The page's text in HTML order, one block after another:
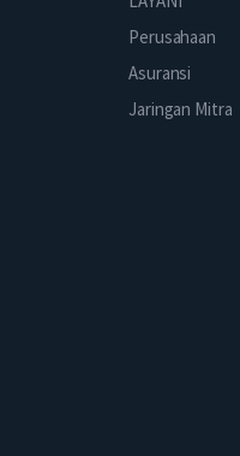
Perusahaan
Asuransi
Jaringan Mitra